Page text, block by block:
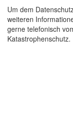
Um dem
weiteren
gerne telefonisch
Katastrophenschutz.